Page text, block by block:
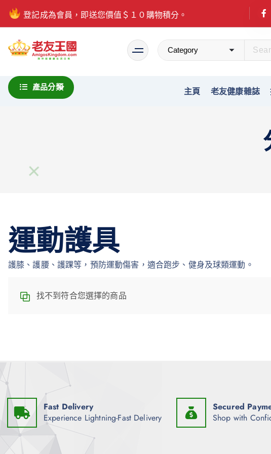
登記成為會員，即送您價值＄１０購物積分。
產品分類 主頁 老友健康雜誌
運動護具
護膝、護腰、護踝等，預防運動傷害，適合跑步、健身及球類運動。
找不到符合您選擇的商品
Fast Delivery
Experience Lightning-Fast Delivery
Secured
Shop with